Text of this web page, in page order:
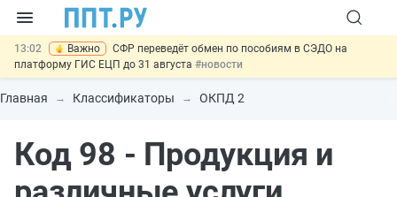
13:02 Важно
СФР переведёт обмен по пособиям в СЭДО на
платформу ГИС ЕЦП до 31 августа #новости
12:20 Введут обязательное страхование банковских гарантий по
крупным госконтрактам#новости
10:08
Договоры займа под залог жилья предложили заверять у
нотариуса#новости
2026 года #новости
Главная Классификаторы ОКПД 2
Код 98 - Продукция и